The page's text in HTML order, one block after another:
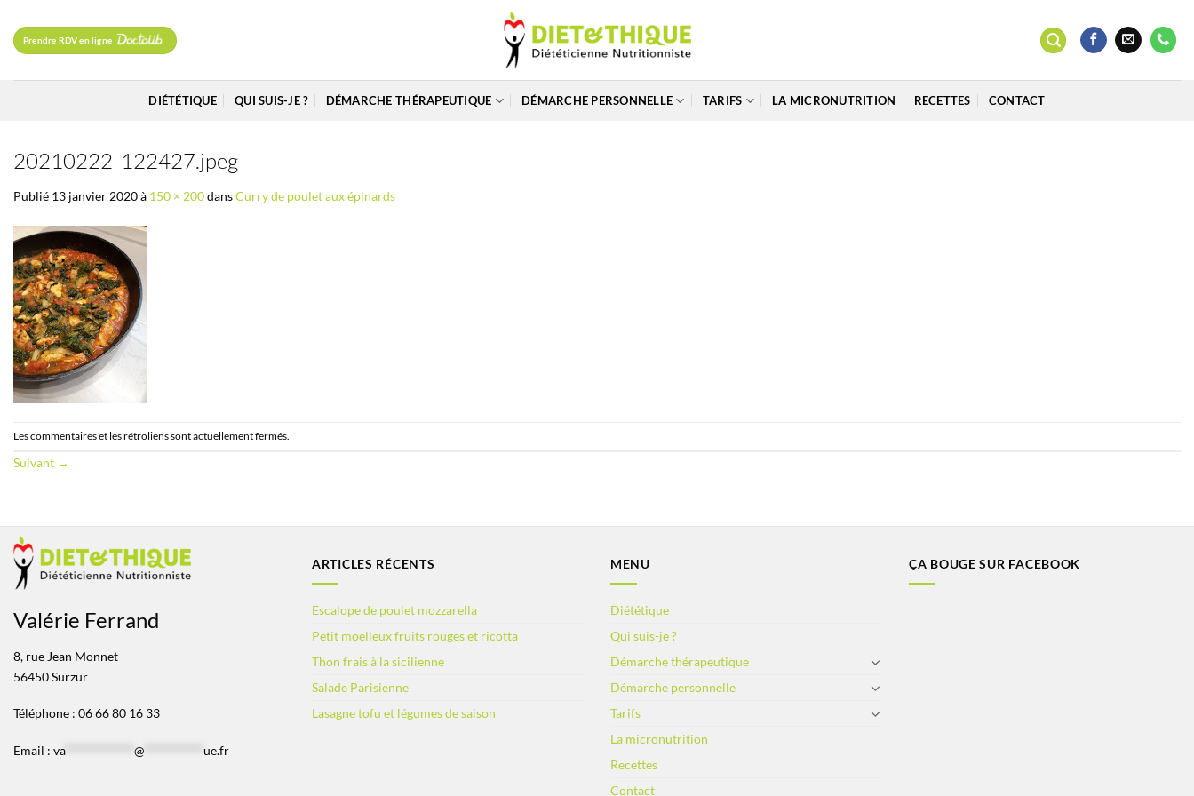
contenu
Prendre RDV en ligne
DIÉTÉTIQUE QUI SUIS-JE ? DÉMARCHE THÉRAPEUTIQUE DÉMARCHE PERSONNELLE TARIFS LA MICRONUTRITION RECETTES CONTACT
20210222_122427.jpeg
Publié 13 janvier 2020à 150 × 200dansCurry de poulet aux épinards
Les commentaires et les rétroliens sont actuellement fermés.
Suivant →
Valérie Ferrand
8, rue Jean Monnet
56450 Surzur
Téléphone : 06 66 80 16 33
Email : va************* @ ue.fr
ARTICLES RÉCENTS
Escalope de poulet mozzarella
Petit moelleux fruits rouges et ricotta
Thon frais à la sicilienne
Salade Parisienne
Lasagne tofu et légumes de saison
MENU
Diététique
Qui suis-je ?
Démarche thérapeutique
Démarche personnelle
Tarifs
La micronutrition
Recettes
Contact
ÇA BOUGE SUR FACEBOOK